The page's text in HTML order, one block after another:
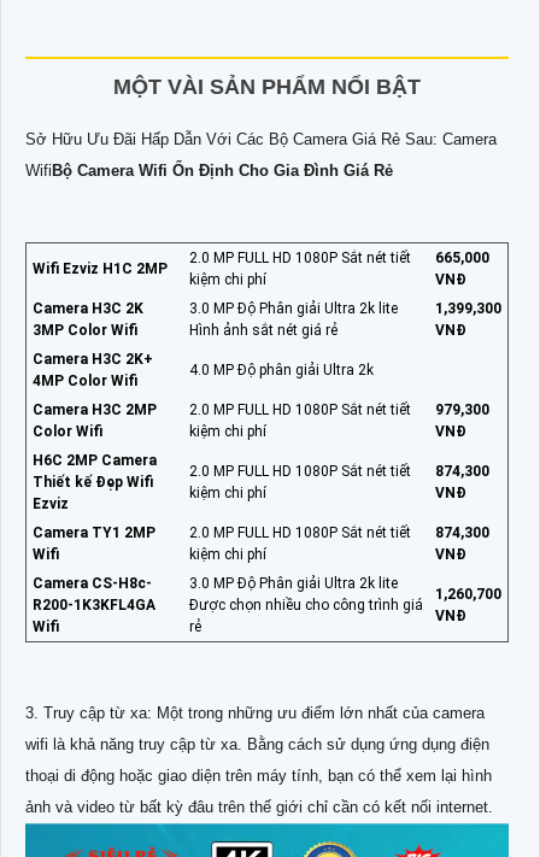
MỘT VÀI SẢN PHẨM NỔI BẬT
Sở Hữu Ưu Đãi Hấp Dẫn Với Các Bộ Camera Giá Rẻ Sau: Camera
Wifi Bộ Camera Wifi Ổn Định Cho Gia Đình Giá Rẻ
Wifi Ezviz H1C 2MP
2.0 MP FULL HD 1080P Sắt nét tiết
kiệm chi phí
665,000
VNĐ
Camera H3C 2K
3MP Color Wifi
3.0 MP Độ Phân giải Ultra 2k lite
Hình ảnh sắt nét giá rẻ
1,399,300
VNĐ
Camera H3C 2K+
4MP Color Wifi
4.0 MP Độ phân giải Ultra 2k
Camera H3C 2MP
Color Wifi
2.0 MP FULL HD 1080P Sắt nét tiết
kiệm chi phí
979,300
VNĐ
H6C 2MP Camera
Thiết kế Đẹp Wifi
Ezviz
2.0 MP FULL HD 1080P Sắt nét tiết
kiệm chi phí
874,300
VNĐ
Camera TY1 2MP
Wifi
2.0 MP FULL HD 1080P Sắt nét tiết
kiệm chi phí
874,300
VNĐ
Camera CS-H8c-
R200-1K3KFL4GA
Wifi
3.0 MP Độ Phân giải Ultra 2k lite
Được chọn nhiều cho công trình giá
rẻ
1,260,700
VNĐ
3. Truy cập từ xa: Một trong những ưu điểm lớn nhất của camera
wifi là khả năng truy cập từ xa. Bằng cách sử dụng ứng dụng điện
thoại di động hoặc giao diện trên máy tính, bạn có thể xem lại hình
ảnh và video từ bất kỳ đâu trên thế giới chỉ cần có kết nối internet.